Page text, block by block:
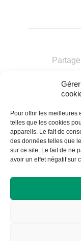
Pour offrir les meilleures
telles que les cookies
appareils. Le fait de
des données telles que
sur ce site. Le fait de ne
avoir un effet négatif sur